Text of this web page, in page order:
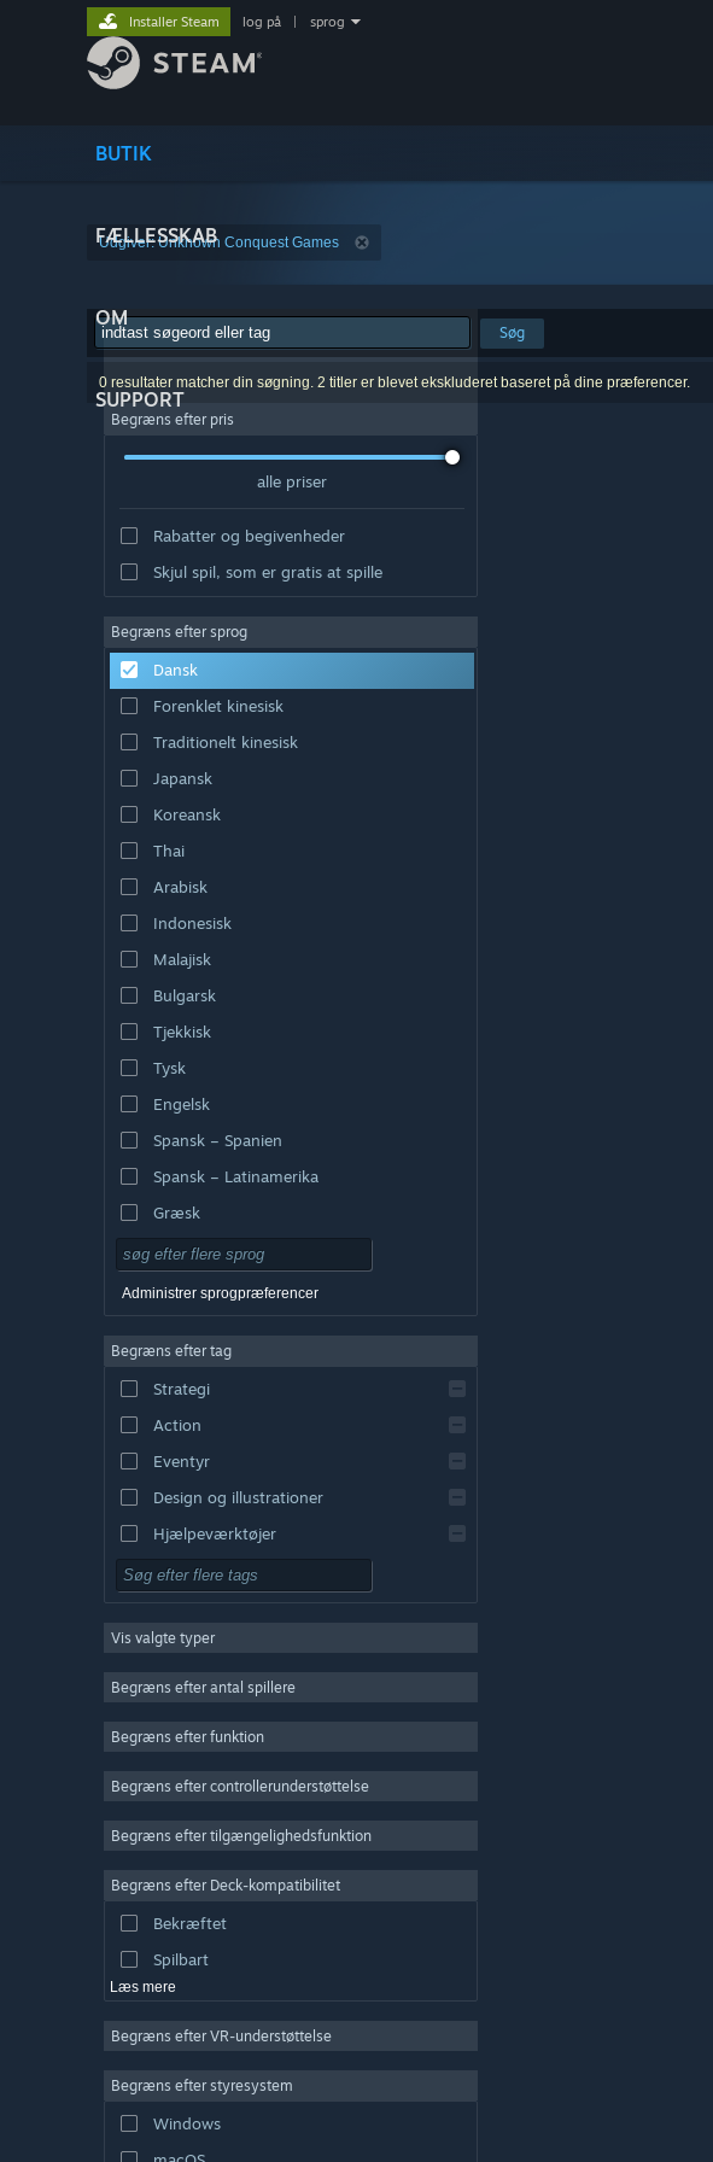
BUTIK
FÆLLESSKAB
OM
SUPPORT
Installer Steam log på sprog
Udgiver: Unknown Conquest Games
Søg
0 resultater matcher din søgning. 2 titler er blevet ekskluderet baseret på dine præferencer.
Begræns efter pris
alle priser
Rabatter og begivenheder
Skjul spil, som er gratis at spille
Begræns efter sprog
Dansk
Forenklet kinesisk
Traditionelt kinesisk
Japansk
Koreansk
Thai
Arabisk
Indonesisk
Malajisk
Bulgarsk
Tjekkisk
Tysk
Engelsk
Spansk – Spanien
Spansk – Latinamerika
Græsk
Administrer sprogpræferencer
Begræns efter tag
Strategi
Action
Eventyr
Design og illustrationer
Hjælpeværktøjer
Gratis at spille
Massiv multiplayer
Indie
Simulation
Videoproduktion
Billedredigering
Vis valgte typer
Begræns efter antal spillere
Begræns efter funktion
Begræns efter controllerunderstøttelse
Begræns efter tilgængelighedsfunktion
Begræns efter Deck-kompatibilitet
Bekræftet
Spilbart
Læs mere
Begræns efter VR-understøttelse
Begræns efter styresystem
Windows